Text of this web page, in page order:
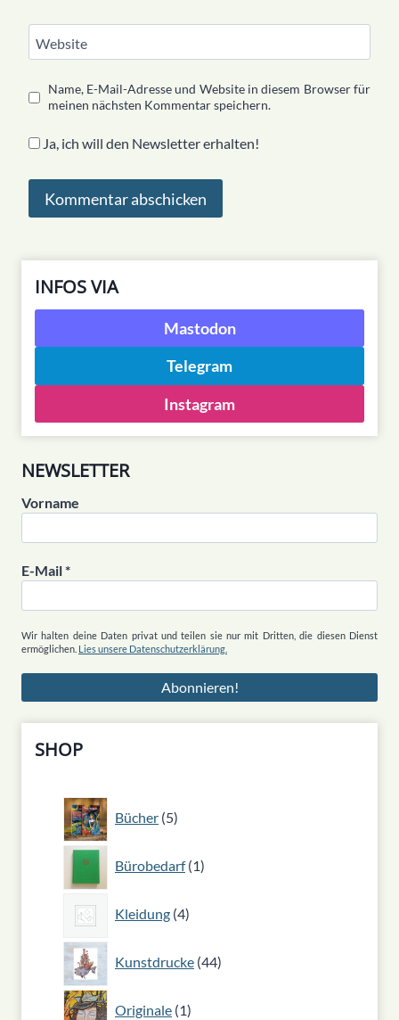
Website
Name, E-Mail-Adresse und Website in diesem Browser für
meinen nächsten Kommentar speichern.
Ja, ich will den Newsletter erhalten!
INFOS VIA
Mastodon
Telegram
Instagram
NEWSLETTER
Vorname
E-Mail*
Wir halten deine Daten privat und teilen sie nur mit Dritten, die diesen Dienst
ermöglichen. Lies unsere Datenschutzerklärung.
SHOP
Bücher 5
5
Produkte
Bürobedarf 1
1
Produkt
Kleidung 4
4
Produkte
Kunstdrucke 44
44
Produkte
Originale 1
1